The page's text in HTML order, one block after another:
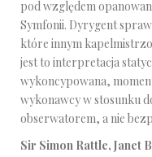
pod względem
Symfonii. Dyrygent
które innym
jest to interpretacja
wykoncypowana,
wykonawcy w stosunku
obserwatorem, a nie
Sir Simon Rattle, Janet